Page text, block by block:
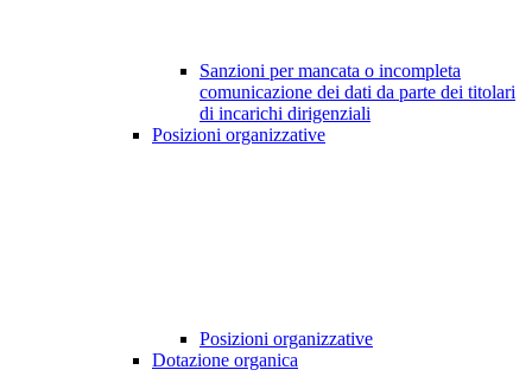
Sanzioni per mancata o incompleta
comunicazione dei dati da parte dei titolari
di incarichi dirigenziali
Posizioni organizzative
Posizioni organizzative
Dotazione organica